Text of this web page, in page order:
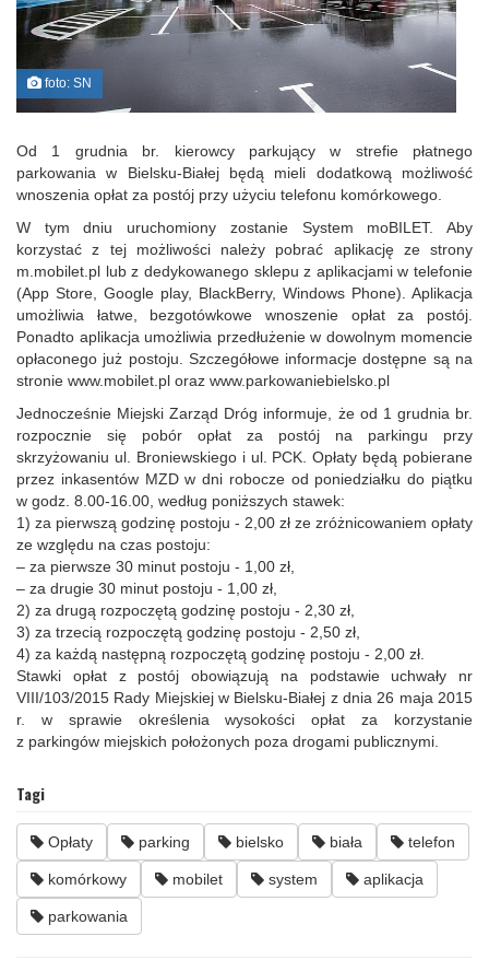
foto: SN
Od 1 grudnia br. kierowcy parkujący w strefie płatnego
parkowania w Bielsku-Białej będą mieli dodatkową możliwość
wnoszenia opłat za postój przy użyciu telefonu komórkowego.
W tym dniu uruchomiony zostanie System moBILET. Aby
korzystać z tej możliwości należy pobrać aplikację ze strony
m.mobilet.pl lub z dedykowanego sklepu z aplikacjami w telefonie
(App Store, Google play, BlackBerry, Windows Phone). Aplikacja
umożliwia łatwe, bezgotówkowe wnoszenie opłat za postój.
Ponadto aplikacja umożliwia przedłużenie w dowolnym momencie
opłaconego już postoju. Szczegółowe informacje dostępne są na
stronie www.mobilet.pl oraz www.parkowaniebielsko.pl
Jednocześnie Miejski Zarząd Dróg informuje, że od 1 grudnia br.
rozpocznie się pobór opłat za postój na parkingu przy
skrzyżowaniu ul. Broniewskiego i ul. PCK. Opłaty będą pobierane
przez inkasentów MZD w dni robocze od poniedziałku do piątku
w godz. 8.00-16.00, według poniższych stawek:
1) za pierwszą godzinę postoju - 2,00 zł ze zróżnicowaniem opłaty
ze względu na czas postoju:
– za pierwsze 30 minut postoju - 1,00 zł,
– za drugie 30 minut postoju - 1,00 zł,
2) za drugą rozpoczętą godzinę postoju - 2,30 zł,
3) za trzecią rozpoczętą godzinę postoju - 2,50 zł,
4) za każdą następną rozpoczętą godzinę postoju - 2,00 zł.
Stawki opłat z postój obowiązują na podstawie uchwały nr
VIII/103/2015 Rady Miejskiej w Bielsku-Białej z dnia 26 maja 2015
r. w sprawie określenia wysokości opłat za korzystanie
z parkingów miejskich położonych poza drogami publicznymi.
Tagi
Opłaty parking bielsko biała telefon
komórkowy mobilet system aplikacja
parkowania